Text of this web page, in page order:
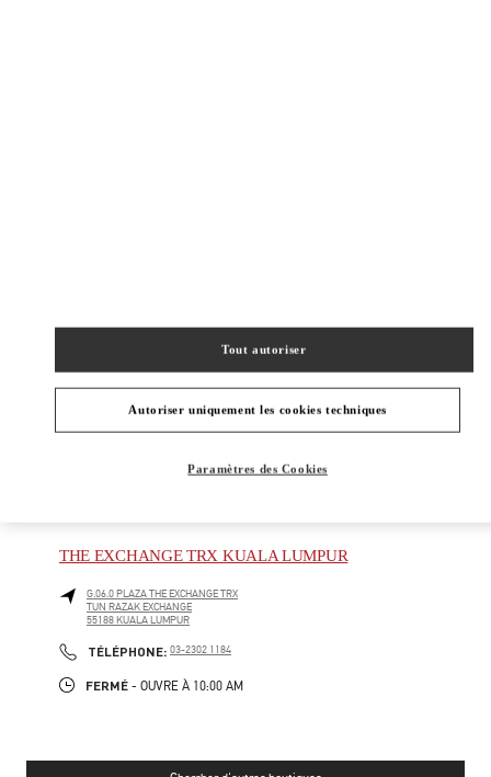
Link Opens in New Tab
THE EXCHANGE TRX KUALA LUMPUR
G.06.0 PLAZA THE EXCHANGE TRX
TUN RAZAK EXCHANGE
55188KUALA LUMPUR
TÉLÉPHONE: PHONE
03-2302 1184
FERMÉ - OUVRE À 10:00 AM
Autoriser uniquement les cookies techniques
Tout autoriser
Paramètres des Cookies